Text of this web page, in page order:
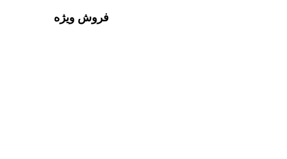
فروش ویژه